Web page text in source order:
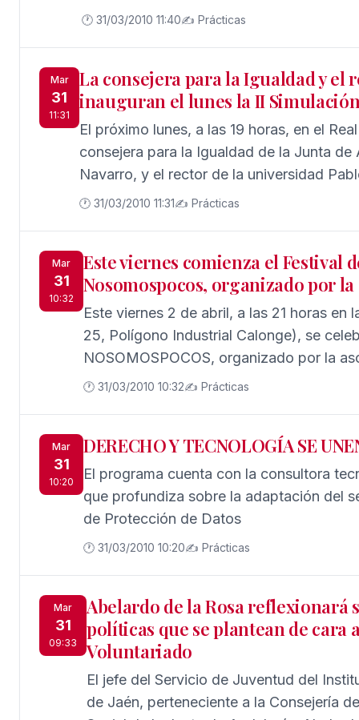
construcción de espacios solidarios. La
mejorar la inserción de las personas
Vera desde un modelo que combina la
intervención social.
🕐 31/03/2010 11:40✍️ Prácticas
Mar
31
11:31
La consejera para la Igualdad y el
inauguran el lunes la II
El próximo lunes, a las 19 horas, en el
consejera para la Igualdad de la Junta de
Navarro, y el rector de la universidad
II Simulación del Congreso Español
🕐 31/03/2010 11:31✍️ Prácticas
Mar
31
10:32
Este viernes comienza el Festival
Nosomospocos, organizado por
Este viernes 2 de abril, a las 21 horas en
25, Polígono Industrial Calonge), se
NOSOMOSPOCOS, organizado por la
con el patrocinio de la Universidad
🕐 31/03/2010 10:32✍️ Prácticas
Mar
31
10:20
DERECHO Y TECNOLOGÍA SE UNEN
El programa cuenta con la consultora
que profundiza sobre la adaptación del
de Protección de Datos
🕐 31/03/2010 10:20✍️ Prácticas
Mar
31
09:33
Abelardo de la Rosa reflexionará
políticas que se plantean de cara
Voluntariado
El jefe del Servicio de Juventud del
de Jaén, perteneciente a la Consejería